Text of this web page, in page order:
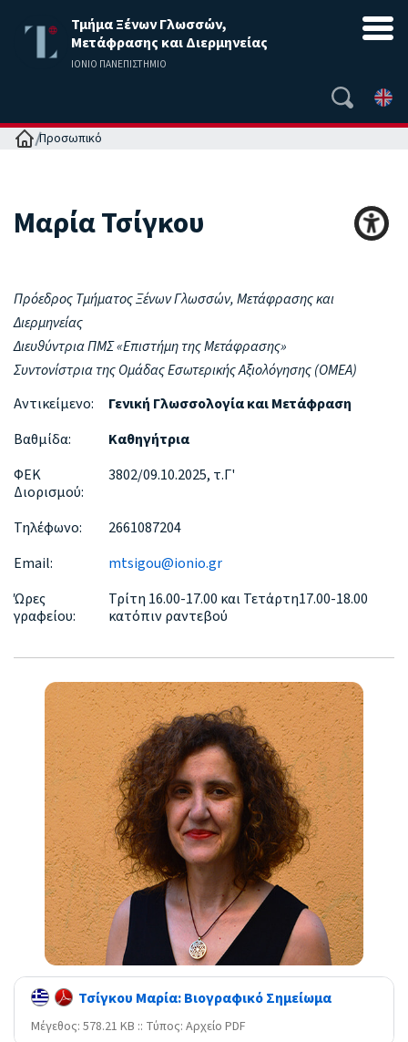
Τμήμα Ξένων Γλωσσών,
Μετάφρασης και Διερμηνείας
ΙΟΝΙΟ ΠΑΝΕΠΙΣΤΗΜΙΟ
Αρχική
Προσωπικό
ΜαρίαΤσίγκου
Πρόεδρος Τμήματος Ξένων Γλωσσών, Μετάφρασης και
Διερμηνείας
Διευθύντρια ΠΜΣ «Επιστήμη της Μετάφρασης»
Συντονίστρια της Ομάδας Εσωτερικής Αξιολόγησης (ΟΜΕΑ)
Αντικείμενο:
Γενική Γλωσσολογία και Μετάφραση
Βαθμίδα:
Καθηγήτρια
ΦΕΚ
Διορισμού:
3802/09.10.2025, τ.Γ'
Τηλέφωνο:
2661087204
Email:
mtsigou@ionio.gr
Ώρες
γραφείου:
Τρίτη 16.00-17.00 και Τετάρτη17.00-18.00
κατόπιν ραντεβού
Τσίγκου Μαρία: Βιογραφικό Σημείωμα
Mέγεθος: 578.21 KB :: Τύπος: Αρχείο PDF